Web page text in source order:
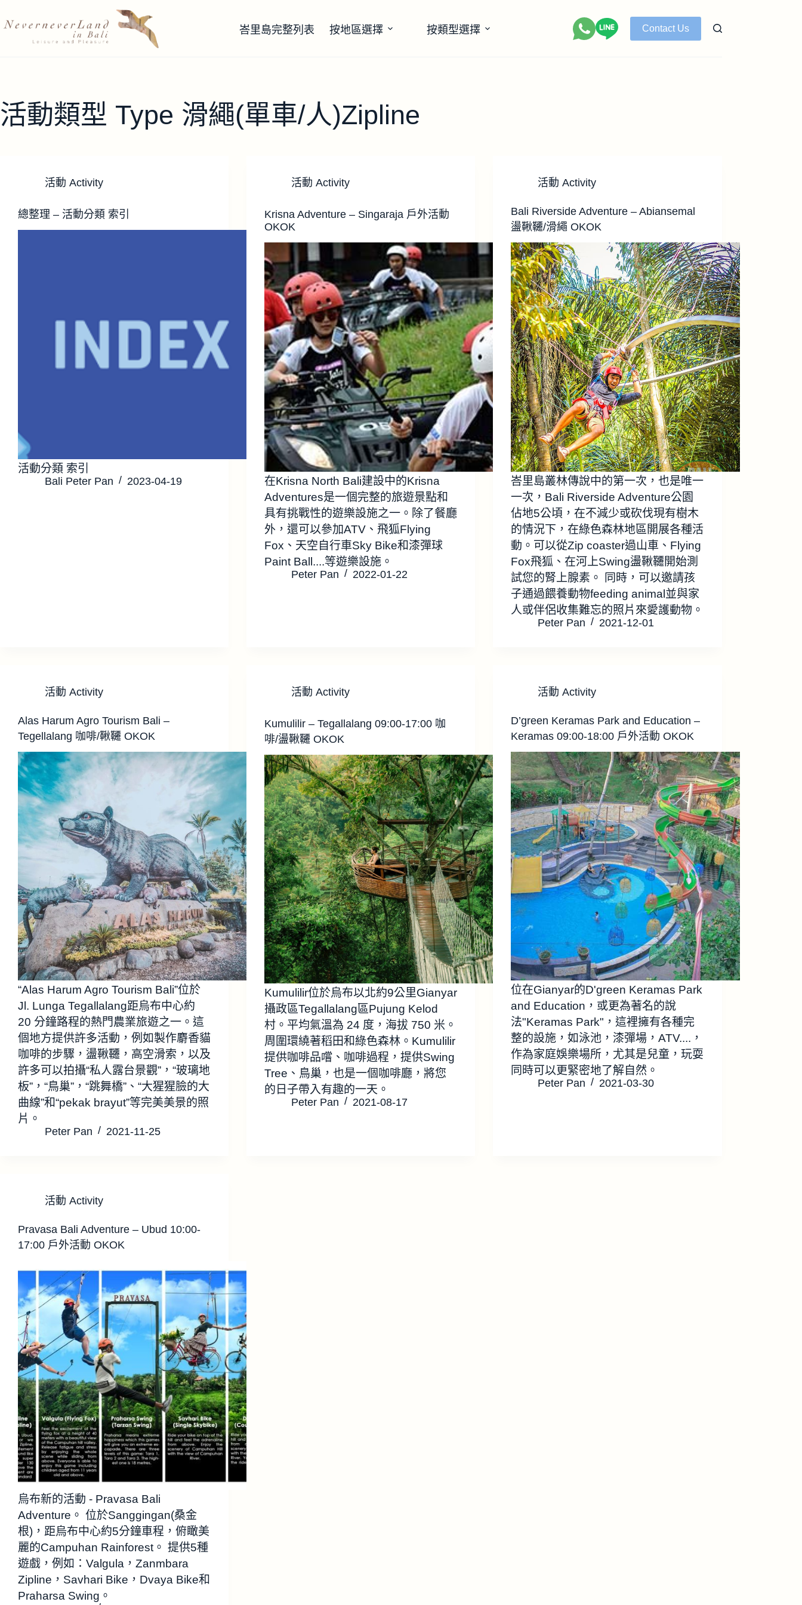
至
峇里島完整列表 按地區選擇 按類型選擇 Contact Us
活動類型 Type 滑繩(單車/人)Zipline
活動 Activity
總整理 – 活動分類 索引
活動分類 索引
Bali Peter Pan 2023-04-19
活動 Activity
Krisna Adventure – Singaraja 戶外活動
OKOK
在Krisna North Bali建設中的Krisna
Adventures是一個完整的旅遊景點和
具有挑戰性的遊樂設施之一。除了餐廳
外，還可以參加ATV、飛狐Flying
Fox、天空自行車Sky Bike和漆彈球
Paint Ball....等遊樂設施。
Peter Pan 2022-01-22
活動 Activity
Bali Riverside Adventure – Abiansemal
盪鞦韆/滑繩 OKOK
峇里島叢林傳說中的第一次，也是唯一
一次，Bali Riverside Adventure公園
佔地5公頃，在不減少或砍伐現有樹木
的情況下，在綠色森林地區開展各種活
動。可以從Zip coaster過山車、Flying
Fox飛狐、在河上Swing盪鞦韆開始測
試您的腎上腺素。 同時，可以邀請孩
子通過餵養動物feeding animal並與家
人或伴侶收集難忘的照片來愛護動物。
Peter Pan 2021-12-01
活動 Activity
Alas Harum Agro Tourism Bali –
Tegellalang 咖啡/鞦韆 OKOK
“Alas Harum Agro Tourism Bali”位於
Jl. Lunga Tegallalang距烏布中心約
20 分鐘路程的熱門農業旅遊之一。這
個地方提供許多活動，例如製作麝香貓
咖啡的步驟，盪鞦韆，高空滑索，以及
許多可以拍攝“私人露台景觀”，“玻璃地
板”，“鳥巢”，“跳舞橋”、“大猩猩臉的大
曲線”和“pekak brayut”等完美美景的照
片。
Peter Pan 2021-11-25
活動 Activity
Kumulilir – Tegallalang 09:00-17:00 咖
啡/盪鞦韆 OKOK
Kumulilir位於烏布以北約9公里Gianyar
攝政區Tegallalang區Pujung Kelod
村。平均氣溫為 24 度，海拔 750 米。
周圍環繞著稻田和綠色森林。Kumulilir
提供咖啡品嚐、咖啡過程，提供Swing
Tree、鳥巢，也是一個咖啡廳，將您
的日子帶入有趣的一天。
Peter Pan 2021-08-17
活動 Activity
D’green Keramas Park and Education –
Keramas 09:00-18:00 戶外活動 OKOK
位在Gianyar的D'green Keramas Park
and Education，或更為著名的說
法"Keramas Park"，這裡擁有各種完
整的設施，如泳池，漆彈場，ATV....，
作為家庭娛樂場所，尤其是兒童，玩耍
同時可以更緊密地了解自然。
Peter Pan 2021-03-30
活動 Activity
Pravasa Bali Adventure – Ubud 10:00-
17:00 戶外活動 OKOK
烏布新的活動 - Pravasa Bali
Adventure。 位於Sanggingan(桑金
根)，距烏布中心約5分鐘車程，俯瞰美
麗的Campuhan Rainforest。 提供5種
遊戲，例如：Valgula，Zanmbara
Zipline，Savhari Bike，Dvaya Bike和
Praharsa Swing。